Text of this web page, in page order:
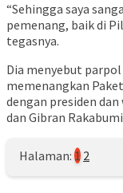
“Sehingga saya
pemenang, baik di
tegasnya.
Dia menyebut
memenangkan
dengan presiden
dan Gibran
Halaman: 1 2